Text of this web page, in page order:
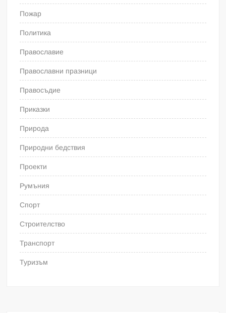
Пожар
Политика
Православие
Православни празници
Правосъдие
Приказки
Природа
Природни бедствия
Проекти
Румъния
Спорт
Строителство
Транспорт
Туризъм